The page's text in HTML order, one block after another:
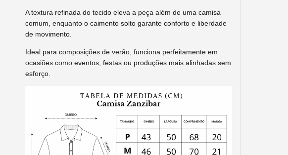
A textura refinada do tecido eleva a peça além de uma camisa
comum, enquanto o caimento solto garante conforto e liberdade
de movimento.
Ideal para composições de verão, funciona perfeitamente em
ocasiões como eventos, festas ou produções mais alinhadas sem
esforço.